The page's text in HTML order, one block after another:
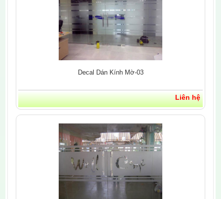
Decal Dán Kính Mờ-03
Liên hệ